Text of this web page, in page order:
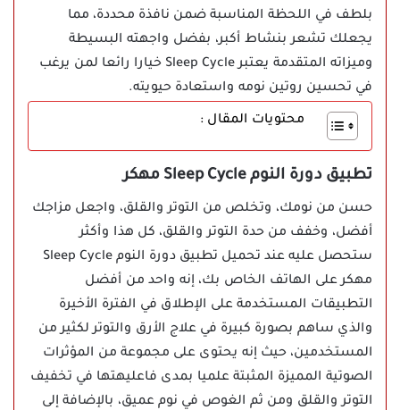
بلطف في اللحظة المناسبة ضمن نافذة محددة، مما
يجعلك تشعر بنشاط أكبر، بفضل واجهته البسيطة
وميزاته المتقدمة يعتبر Sleep Cycle خيارا رائعا لمن يرغب
في تحسين روتين نومه واستعادة حيويته.
محتويات المقال :
تطبيق دورة النوم Sleep Cycle مهكر
حسن من نومك، وتخلص من التوتر والقلق، واجعل مزاجك
أفضل، وخفف من حدة التوتر والقلق، كل هذا وأكثر
ستحصل عليه عند تحميل تطبيق دورة النوم Sleep Cycle
مهكر على الهاتف الخاص بك، إنه واحد من أفضل
التطبيقات المستخدمة على الإطلاق في الفترة الأخيرة
والذي ساهم بصورة كبيرة في علاج الأرق والتوتر لكثير من
المستخدمين، حيث إنه يحتوى على مجموعة من المؤثرات
الصوتية المميزة المثبتة علميا بمدى فاعليهتها في تخفيف
التوتر والقلق ومن ثم الغوص في نوم عميق، بالإضافة إلى